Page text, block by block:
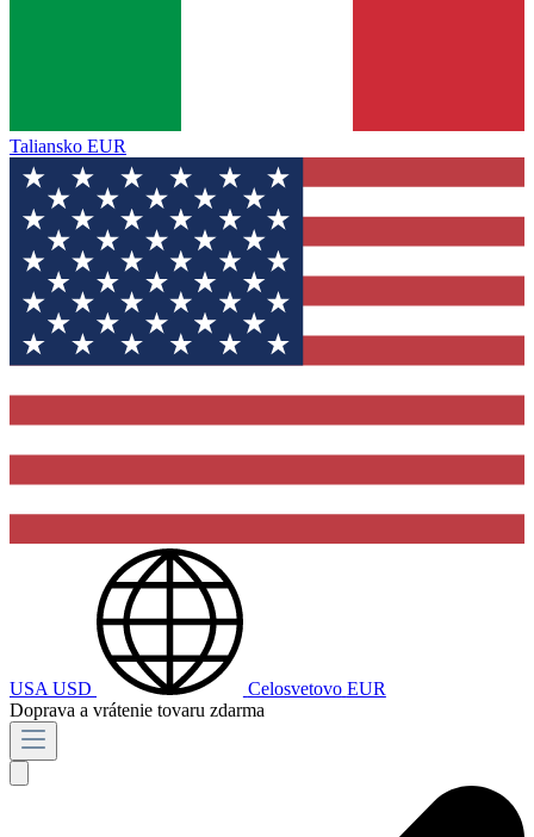
Taliansko EUR
USA USD Celosvetovo EUR
Doprava a vrátenie tovaru zdarma